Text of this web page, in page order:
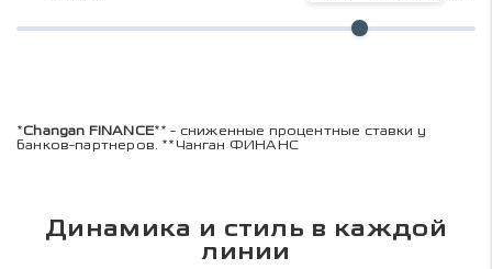
*Changan FINANCE** - сниженные процентные ставки у
банков-партнеров. **Чанган ФИНАНС
Динамика и стиль в каждой
линии